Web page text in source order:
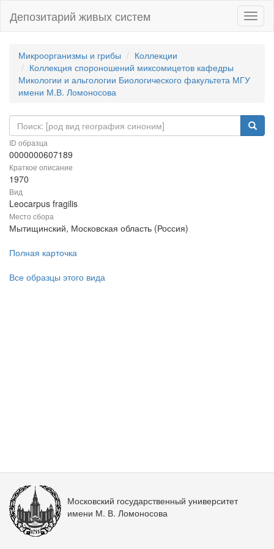
Депозитарий живых систем
Микроорганизмы и грибы
Коллекции
Коллекция спороношений миксомицетов кафедры
Микологии и альгологии Биологического факультета МГУ
имени М.В. Ломоносова
ID образца
0000000607189
Краткое описание
1970
Вид
Leocarpus fragilis
Место сбора
Мытищинский, Московская область (Россия)
Полная карточка
Все образцы этого вида
Московский государственный университет
имени М. В. Ломоносова